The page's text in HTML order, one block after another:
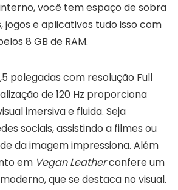
você tem espaço de sobra
jogos e aplicativos tudo isso com
8 GB de RAM.
polegadas com resolução Full
de 120 Hz proporciona
imersiva e fluida. Seja
sociais, assistindo a filmes ou
da imagem impressiona. Além
em Vegan Leatherconfere um
que se destaca no visual.